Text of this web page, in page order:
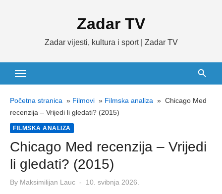
Zadar TV
Zadar vijesti, kultura i sport | Zadar TV
Početna stranica » Filmovi » Filmska analiza » Chicago Med
recenzija – Vrijedi li gledati? (2015)
FILMSKA ANALIZA
Chicago Med recenzija – Vrijedi
li gledati? (2015)
By Maksimilijan Lauc
Posted
10. svibnja 2026.